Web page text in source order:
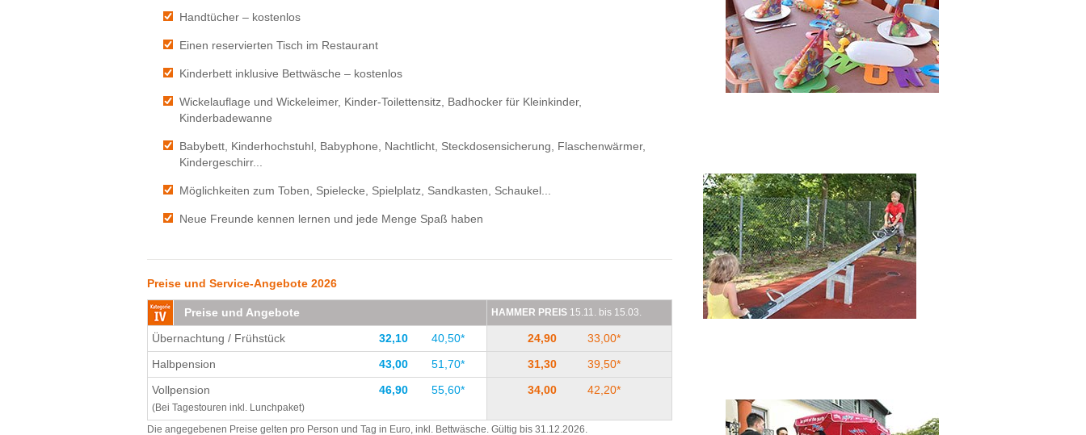
Handtücher – kostenlos
Einen reservierten Tisch im Restaurant
Kinderbett inklusive Bettwäsche – kostenlos
Wickelauflage und Wickeleimer, Kinder-Toilettensitz, Badhocker für Kleinkinder,
Kinderbadewanne
Babybett, Kinderhochstuhl, Babyphone, Nachtlicht, Steckdosensicherung, Flaschenwärmer,
Kindergeschirr...
Möglichkeiten zum Toben, Spielecke, Spielplatz, Sandkasten, Schaukel...
Neue Freunde kennen lernen und jede Menge Spaß haben
Preise und Service-Angebote 2026
Preise und Angebote
Übernachtung / Frühstück
32,10
40,50*
Halbpension
43,00
51,70*
Vollpension
(Bei Tagestouren inkl. Lunchpaket)
46,90 55,60*
HAMMER PREIS 15.11. bis 15.03.
24,90
33,00*
31,30
39,50*
34,00
42,20*
Die angegebenen Preise gelten pro Person und Tag in Euro, inkl. Bettwäsche. Gültig bis 31.12.2026.